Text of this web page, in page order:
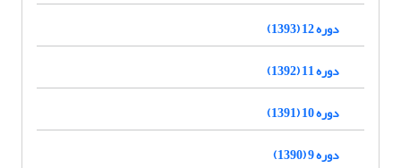
دوره 12 (1393)
دوره 11 (1392)
دوره 10 (1391)
دوره 9 (1390)